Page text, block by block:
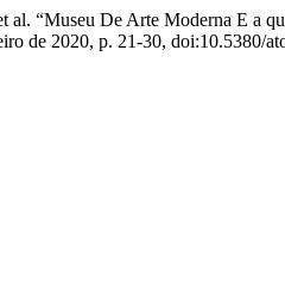
al. “Museu De Arte Moderna E a
de 2020, p. 21-30, doi:10.5380/